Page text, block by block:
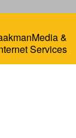
&
Services